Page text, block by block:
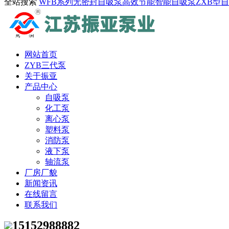
全站搜索 WFB系列无密封自吸泵高效节能智能自吸泵ZXB型
网站首页
ZYB三代泵
关于振亚
产品中心
自吸泵
化工泵
离心泵
塑料泵
消防泵
液下泵
轴流泵
厂房厂貌
新闻资讯
在线留言
联系我们
15152988882